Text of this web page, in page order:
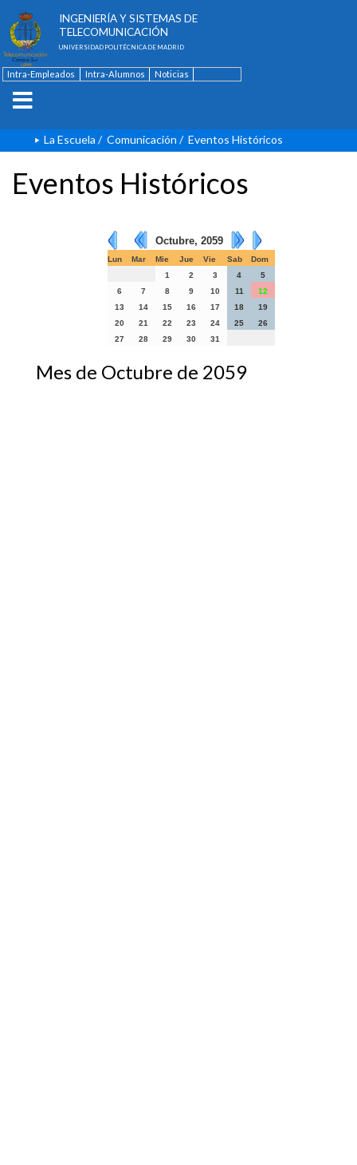
INGENIERÍA Y SISTEMAS DE
TELECOMUNICACIÓN
UNIVERSIDAD POLITÉCNICA DE MADRID
Intra-Empleados Intra-Alumnos
Noticias
La Escuela / Comunicación / Eventos Históricos
Eventos Históricos
Octubre, 2059
Lun Mar Mie Jue Vie Sab
Dom
1
2 3 4
5
6
7 8 9 10 11
12
13
14 15 16 17 18
19
20
21 22 23 24 25
26
27
28 29 30 31
Mes de Octubre de 2059